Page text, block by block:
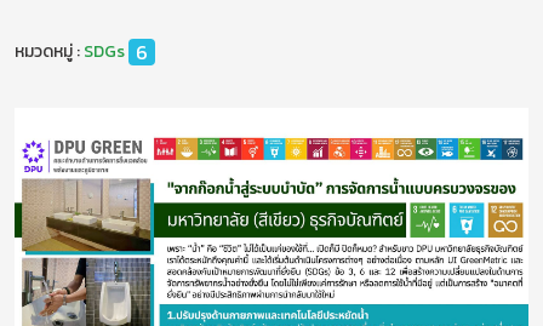
หมวดหมู่ :SDGs 6